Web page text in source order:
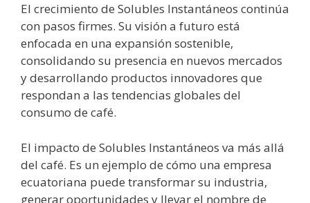
El crecimiento de Solubles Instantáneos continúa
con pasos firmes. Su visión a futuro está
enfocada en una expansión sostenible,
consolidando su presencia en nuevos mercados
y desarrollando productos innovadores que
respondan a las tendencias globales del
consumo de café.
El impacto de Solubles Instantáneos va más allá
del café. Es un ejemplo de cómo una empresa
ecuatoriana puede transformar su industria,
generar oportunidades y llevar el nombre de